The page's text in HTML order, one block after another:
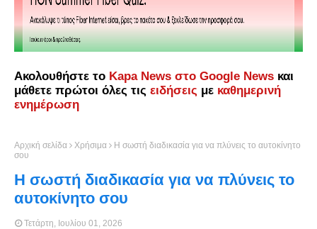
Ακολουθήστε το Kapa News στο Google News και
μάθετε πρώτοι όλες τις ειδήσεις με καθημερινή
ενημέρωση
Αρχική σελίδα Χρήσιμα
H σωστή διαδικασία για να πλύνεις το αυτοκίνητο
σου
H σωστή διαδικασία για να πλύνεις το
αυτοκίνητο σου
Τετάρτη, Ιουλίου 01, 2026